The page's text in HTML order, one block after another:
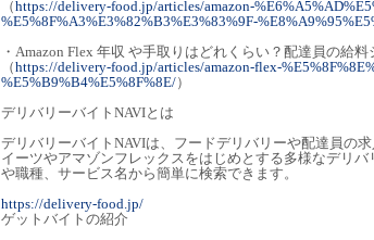
（https://delivery-food.jp/articles/amazon-
%E5%8F%A3%E3%82%B3%E3%83%9F-
・Amazon Flex 年収 や手取りはどれくらい？配達員の給料
（https://delivery-food.jp/articles/amazon-flex-
%E5%B9%B4%E5%8F%8E/）
デリバリーバイトNAVIとは
デリバリーバイトNAVIは、フードデリバリーや配達員の
イーツやアマゾンフレックスをはじめとする多様なデリ
や職種、サービス名から簡単に検索できます。
https://delivery-food.jp/
ゲットバイトの紹介